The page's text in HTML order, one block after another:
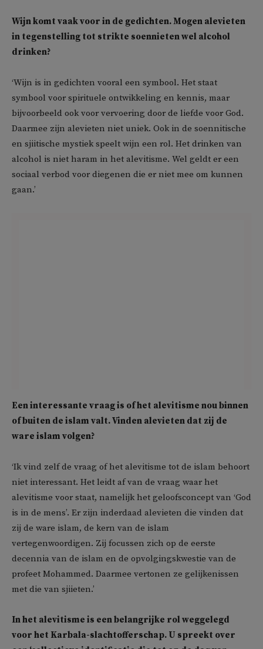
Wijn komt vaak voor in de gedichten. Mogen alevieten
in tegenstelling tot strikte soennieten wel alcohol
drinken?
‘Wijn is in gedichten vooral een symbool. Het staat
symbool voor spirituele ontwikkeling en kennis, maar
bijvoorbeeld ook voor vervoering door de liefde voor God.
Daarmee zijn alevieten niet uniek. Ook in de soennitische
en sjiitische mystiek speelt wijn een rol. Het drinken van
alcohol is niet haram in het alevitisme. Wel geldt er een
sociaal verbod voor diegenen die er niet mee om kunnen
gaan.’
Een interessante vraag is of het alevitisme nou binnen
of buiten de islam valt. Vinden alevieten dat zij de
ware islam volgen?
‘Ik vind zelf de vraag of het alevitisme tot de islam behoort
niet interessant. Het leidt af van de vraag waar het
alevitisme voor staat, namelijk het geloofsconcept van ‘God
is in de mens’. Er zijn inderdaad alevieten die vinden dat
zij de ware islam, de kern van de islam
vertegenwoordigen. Zij focussen zich op de eerste
decennia van de islam en de opvolgingskwestie van de
profeet Mohammed. Daarmee vertonen ze gelijkenissen
met die van sjiieten.’
In het alevitisme is een belangrijke rol weggelegd
voor het Karbala-slachtofferschap. U spreekt over